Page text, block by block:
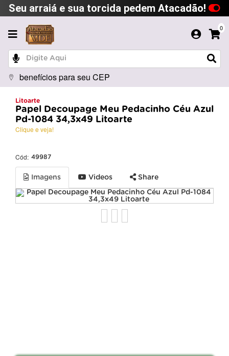
Seu arraiá e sua torcida pedem Atacadão!
0
benefícios para seu CEP
Litoarte
Papel Decoupage Meu Pedacinho Céu Azul
Pd-1084 34,3x49 Litoarte
Clique e veja!
Cód: 49987
Imagens Videos Share